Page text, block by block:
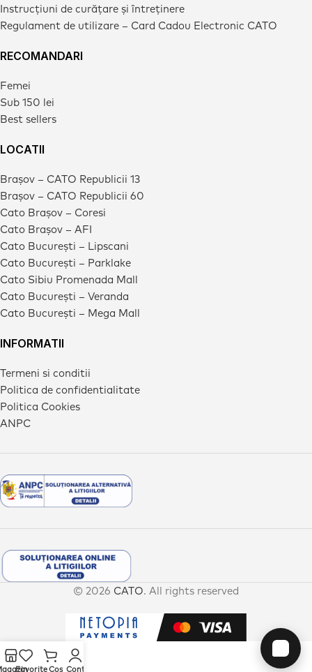
Instrucțiuni de curățare și întreținere
Regulament de utilizare – Card Cadou Electronic CATO
RECOMANDARI
Femei
Sub 150 lei
Best sellers
LOCATII
Brașov – CATO Republicii 13
Brașov – CATO Republicii 60
Cato Brașov – Coresi
Cato Brașov – AFI
Cato București – Lipscani
Cato București – Parklake
Cato Sibiu Promenada Mall
Cato București – Veranda
Cato București – Mega Mall
INFORMATII
Termeni si conditii
Politica de confidentialitate
Politica Cookies
ANPC
© 2026 CATO. All rights reserved
FavoriteCos Cont